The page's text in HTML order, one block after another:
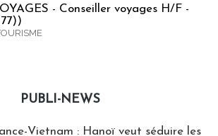
- Conseiller voyages H/F -
PUBLI-NEWS
Vietnam : Hanoï veut séduire les